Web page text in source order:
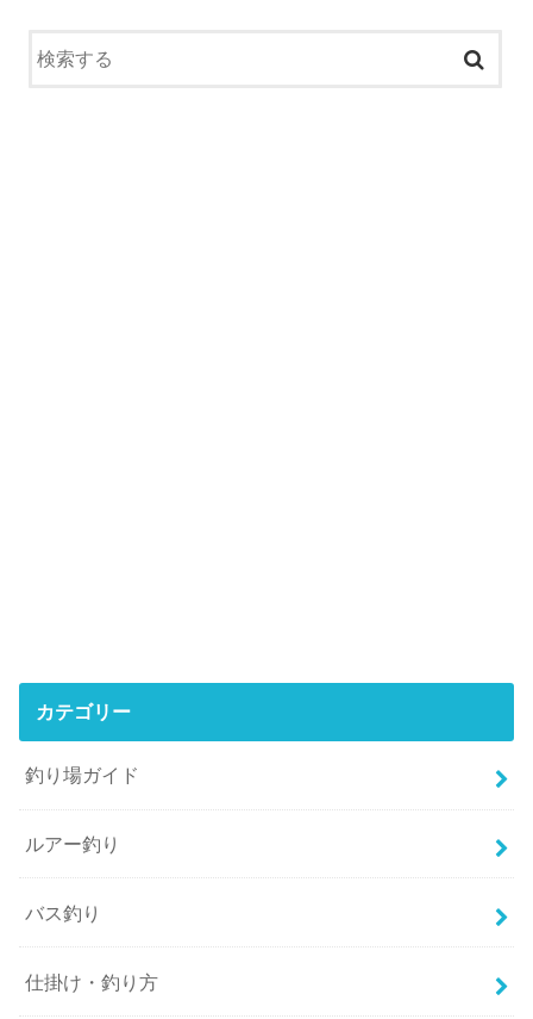
カテゴリー
釣り場ガイド
ルアー釣り
バス釣り
仕掛け・釣り方